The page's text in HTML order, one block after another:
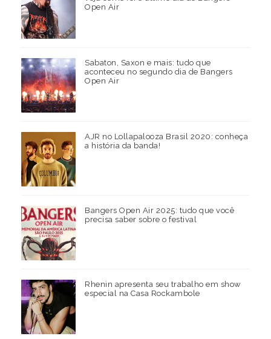
Open Air
Sabaton, Saxon e mais: tudo que
aconteceu no segundo dia de Bangers
Open Air
AJR no Lollapalooza Brasil 2020: conheça
a história da banda!
Bangers Open Air 2025: tudo que você
precisa saber sobre o festival
Rhenin apresenta seu trabalho em show
especial na Casa Rockambole